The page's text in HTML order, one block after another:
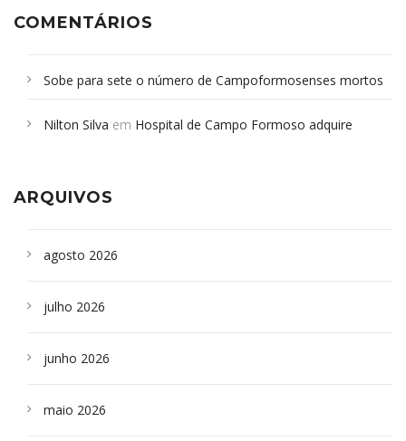
COMENTÁRIOS
Sobe para sete o número de Campoformosenses mortos
Campoformosenses que morreram em desabamentos são
Nilton Silva em Hospital de Campo Formoso adquire
ARQUIVOS
agosto 2026
julho 2026
junho 2026
maio 2026